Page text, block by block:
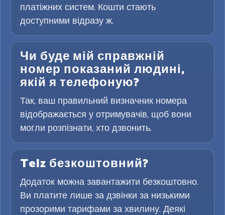
платіжних систем. Кошти стають
доступними відразу ж.
Чи буде мій справжній
номер показаний людині,
якій я телефоную?
Так, ваш правильний визначник номера
відображається у отримувачів, щоб вони
могли розпізнати, хто дзвонить.
Telz безкоштовний?
Додаток можна завантажити безкоштовно.
Ви платите лише за дзвінки за низькими
прозорими тарифами за хвилину. Деякі